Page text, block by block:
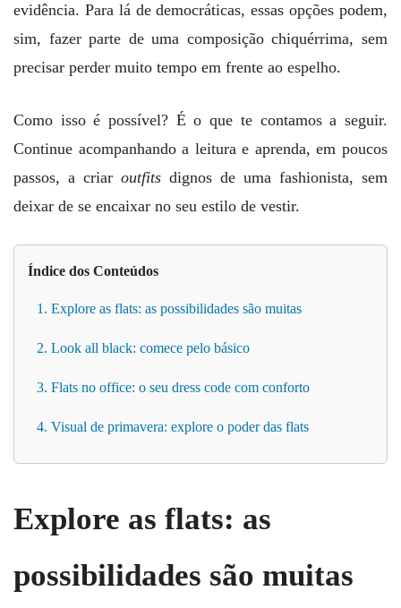
evidência. Para lá de democráticas, essas opções podem,
sim, fazer parte de uma composição chiquérrima, sem
precisar perder muito tempo em frente ao espelho.
Como isso é possível? É o que te contamos a seguir.
Continue acompanhando a leitura e aprenda, em poucos
passos, a criar outfits dignos de uma fashionista, sem
deixar de se encaixar no seu estilo de vestir.
Índice dos Conteúdos
1. Explore as flats: as possibilidades são muitas
2. Look all black: comece pelo básico
3. Flats no office: o seu dress code com conforto
4. Visual de primavera: explore o poder das flats
Explore as flats: as
possibilidades são muitas